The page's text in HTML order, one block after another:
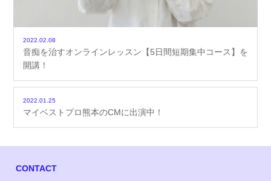
2022.02.08
音痴を治すオンラインレッスン【5日間短期集中コース】を
開講！
2022.01.25
マイベストプロ熊本のCMに出演中！
CONTACT